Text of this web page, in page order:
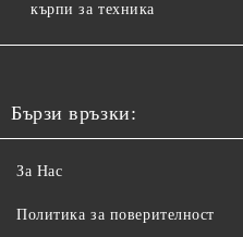
кърпи за техника
Бързи връзки:
За Нас
Политика за поверителност